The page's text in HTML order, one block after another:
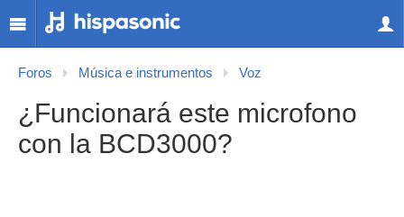
Foros Música e instrumentos Voz
¿Funcionará este microfono
con la BCD3000?